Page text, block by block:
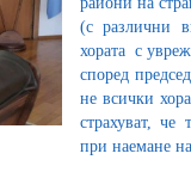
(с различни
хората с
според
не всички
страхуват,
при наемане